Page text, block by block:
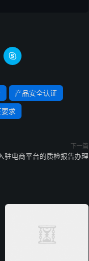

产品安全认证
求
下一篇
驻电商平台的质检报告办理